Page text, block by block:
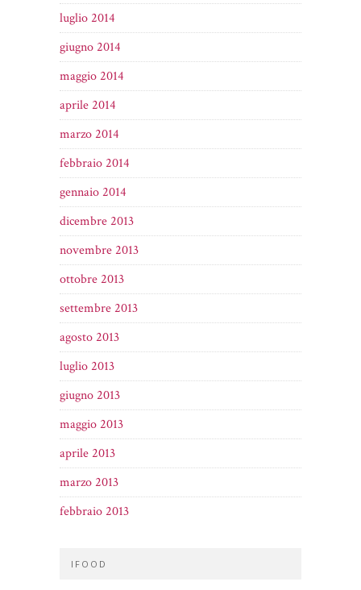
luglio 2014
giugno 2014
maggio 2014
aprile 2014
marzo 2014
febbraio 2014
gennaio 2014
dicembre 2013
novembre 2013
ottobre 2013
settembre 2013
agosto 2013
luglio 2013
giugno 2013
maggio 2013
aprile 2013
marzo 2013
febbraio 2013
IFOOD